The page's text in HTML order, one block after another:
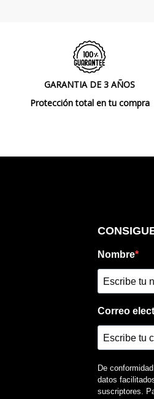
GARANTIA DE 3 AÑOS
Protección total en tu compra